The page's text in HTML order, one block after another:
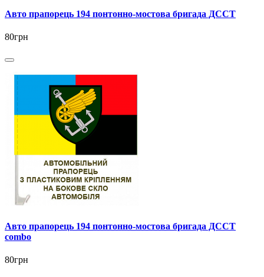
Авто прапорець 194 понтонно-мостова бригада ДССТ
80грн
Авто прапорець 194 понтонно-мостова бригада ДССТ
combo
80грн